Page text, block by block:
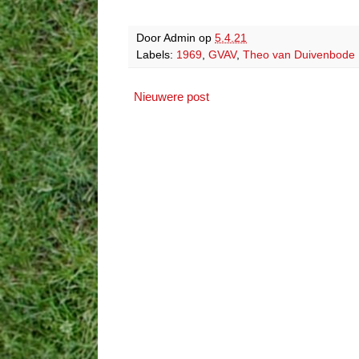
Door Admin op 5.4.21
Labels: 1969 GVAV, Theo van Duivenbode
Nieuwere post